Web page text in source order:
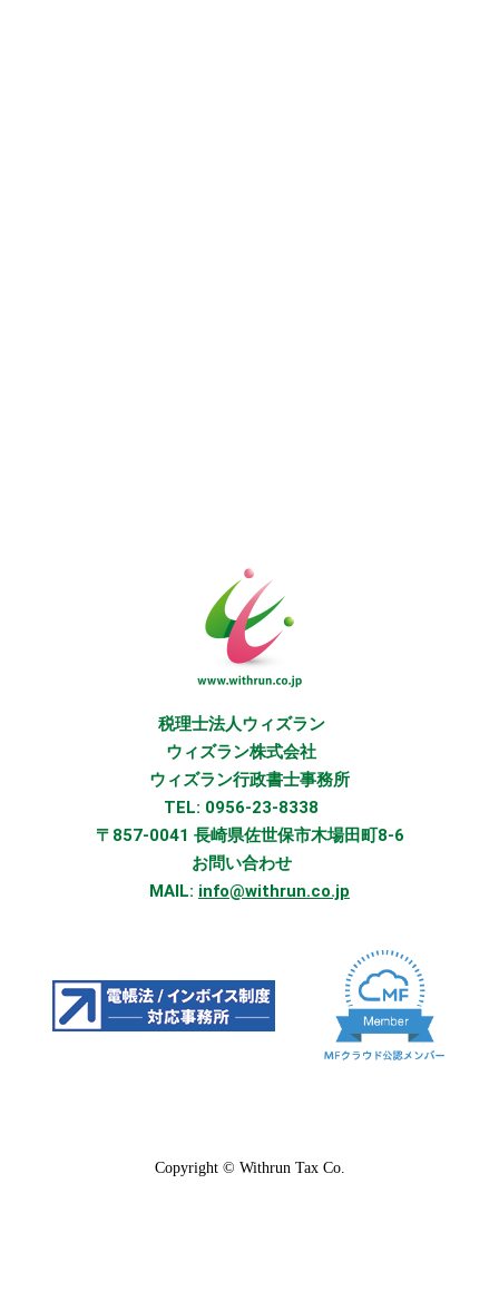
税理士法人ウィズラン
ウィズラン株式会社
ウィズラン行政書士事務所
TEL: 0956-23-8338
〒857-0041 長崎県佐世保市木場田町8-6
お問い合わせ
MAIL: info@withrun.co.jp
Copyright © Withrun Tax Co.